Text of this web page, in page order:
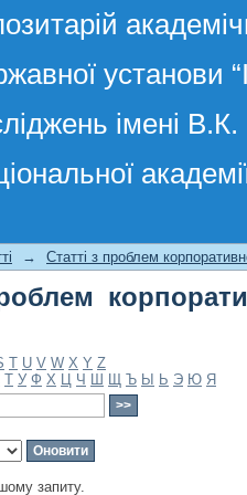
установи
імені
→ Статті з проблем
T U V W X Y Z
Т У Ф Х Ц Ч Ш Щ Ъ Ы Ь Э Ю Я
запиту.